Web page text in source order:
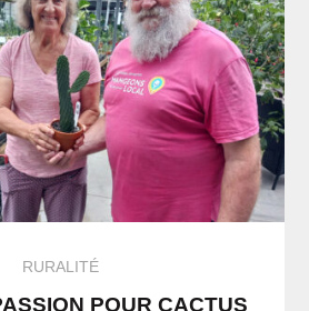
RURALITÉ
POUR CACTUS